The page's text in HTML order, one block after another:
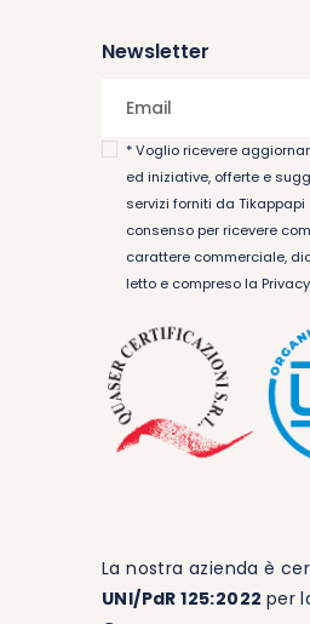
Newsletter
* Voglio ricevere
ed iniziative, offerte e
servizi forniti da Tikappapi
consenso per ricevere
carattere commerciale,
letto e compreso la
La nostra azienda è
UNI/PdR 125:2022 per